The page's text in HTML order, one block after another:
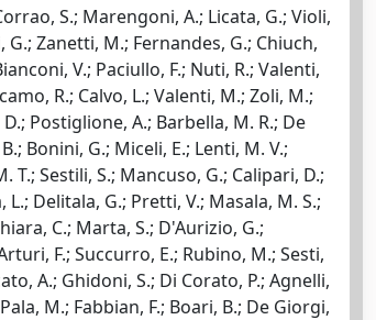
S.; Marengoni, A.; Licata, G.; Violi,
G.; Zanetti, M.; Fernandes, G.; Chiuch,
V.; Paciullo, F.; Nuti, R.; Valenti,
R.; Calvo, L.; Valenti, M.; Zoli, M.;
Postiglione, A.; Barbella, M. R.; De
Bonini, G.; Miceli, E.; Lenti, M. V.;
T.; Sestili, S.; Mancuso, G.; Calipari, D.;
Delitala, G.; Pretti, V.; Masala, M. S.;
C.; Marta, S.; D'Aurizio, G.;
F.; Succurro, E.; Rubino, M.; Sesti,
A.; Ghidoni, S.; Di Corato, P.; Agnelli,
M.; Fabbian, F.; Boari, B.; De Giorgi,